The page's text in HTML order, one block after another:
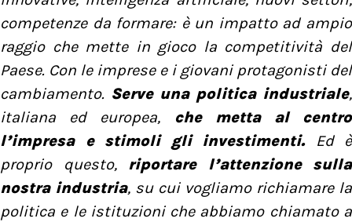
competenze da formare: è un impatto ad ampio
raggio che mette in gioco la competitività del
Paese. Con le imprese e i giovani protagonisti del
cambiamento. Serve una politica industriale,
italiana ed europea,
che metta al centro
l’impresa e stimoli gli investimenti.Ed è
proprio questo, riportare l’attenzione sulla
nostra industria, su cui vogliamo richiamare la
politica e le istituzioni che abbiamo chiamato a